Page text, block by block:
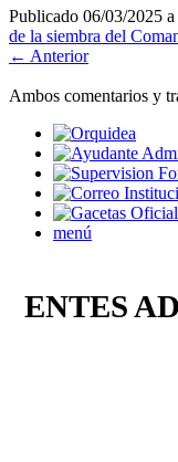
Publicado 06/03/2025 a
de la siembra del
← Anterior
Ambos comentarios y
menú
ENTES